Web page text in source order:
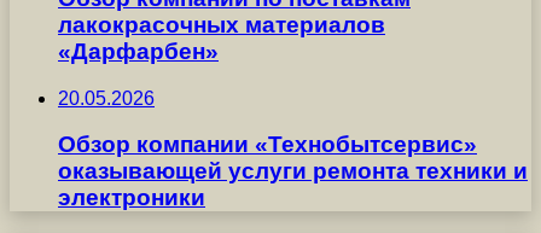
лакокрасочных материалов
«Дарфарбен»
20.05.2026
Обзор компании «Технобытсервис»
оказывающей услуги ремонта техники и
электроники